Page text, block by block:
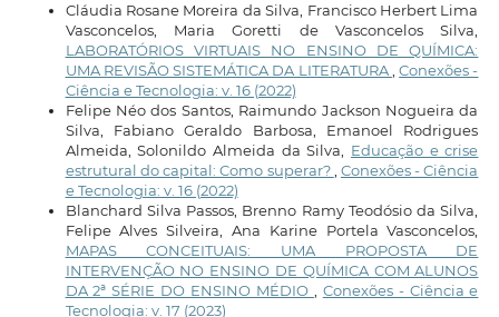
Cláudia Rosane Moreira da Silva, Francisco Herbert Lima
Vasconcelos, Maria Goretti de Vasconcelos Silva,
LABORATÓRIOS VIRTUAIS NO ENSINO DE QUÍMICA:
UMA REVISÃO SISTEMÁTICA DA LITERATURA,Conexões -
Ciência e Tecnologia: v. 16 (2022)
Felipe Néo dos Santos, Raimundo Jackson Nogueira da
Silva, Fabiano Geraldo Barbosa, Emanoel Rodrigues
Almeida, Solonildo Almeida da Silva, Educação e crise
estrutural do capital: Como superar?, Conexões - Ciência
e Tecnologia: v. 16 (2022)
Blanchard Silva Passos, Brenno Ramy Teodósio da Silva,
Felipe Alves Silveira, Ana Karine Portela Vasconcelos,
MAPAS CONCEITUAIS: UMA PROPOSTA DE
INTERVENÇÃO NO ENSINO DE QUÍMICA COM ALUNOS
DA 2ª SÉRIE DO ENSINO MÉDIO , Conexões - Ciência e
Tecnologia: v. 17 (2023)